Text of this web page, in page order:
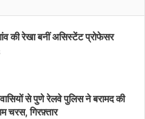
की रेखा बनीं असिस्टेंट प्रोफेसर
से पुणे रेलवे पुलिस ने बरामद की
चरस, गिरफ़्तार